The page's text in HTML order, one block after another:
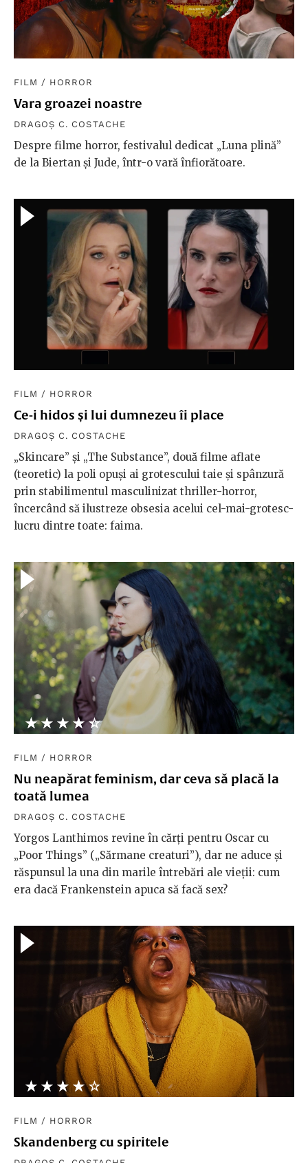
FILM / HORROR
Vara groazei noastre
DRAGOȘ C. COSTACHE
Despre filme horror, festivalul dedicat „Luna plină”
de la Biertan și Jude, într-o vară înfiorătoare.
FILM / HORROR
Ce-i hidos și lui dumnezeu îi place
DRAGOȘ C. COSTACHE
„Skincare” și „The Substance”, două filme aflate
(teoretic) la poli opuși ai grotescului taie și spânzură
prin stabilimentul masculinizat thriller-horror,
încercând să ilustreze obsesia acelui cel-mai-grotesc-
lucru dintre toate: faima.
★★★★★
☆☆☆☆☆
FILM / HORROR
Nu neapărat feminism, dar ceva să placă la
toată lumea
DRAGOȘ C. COSTACHE
Yorgos Lanthimos revine în cărți pentru Oscar cu
„Poor Things” („Sărmane creaturi”), dar ne aduce și
răspunsul la una din marile întrebări ale vieții: cum
era dacă Frankenstein apuca să facă sex?
★★★★★
☆☆☆☆☆
FILM / HORROR
Skandenberg cu spiritele